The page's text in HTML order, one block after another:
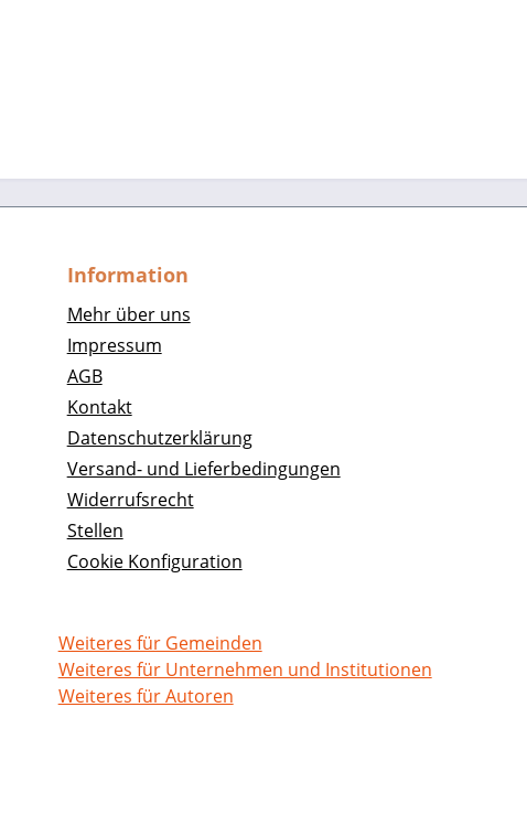
Information
Mehr über uns
Impressum
AGB
Kontakt
Datenschutzerklärung
Versand- und Lieferbedingungen
Widerrufsrecht
Stellen
Cookie Konfiguration
Weiteres für Gemeinden
Weiteres für Unternehmen und Institutionen
Weiteres für Autoren